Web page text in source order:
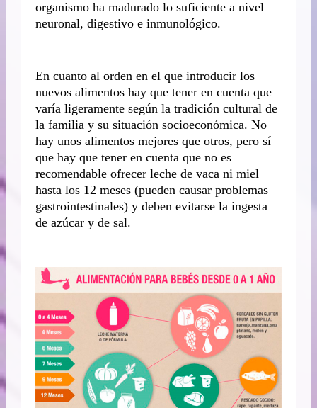
organismo ha madurado lo suficiente a nivel
neuronal, digestivo e inmunológico.
En cuanto al orden en el que introducir los
nuevos alimentos hay que tener en cuenta que
varía ligeramente según la tradición cultural de
la familia y su situación socioeconómica. No
hay unos alimentos mejores que otros, pero sí
que hay que tener en cuenta que no es
recomendable ofrecer leche de vaca ni miel
hasta los 12 meses (pueden causar problemas
gastrointestinales) y deben evitarse la ingesta
de azúcar y de sal.